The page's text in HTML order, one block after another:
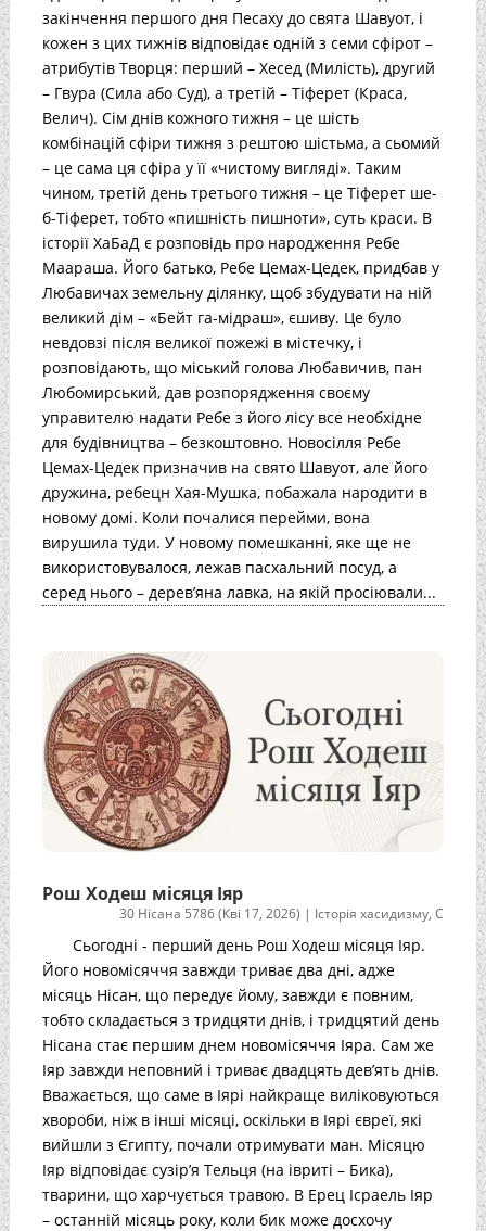
закінчення першого дня Песаху до свята Шавуот, і
кожен з цих тижнів відповідає одній з семи сфірот –
атрибутів Творця: перший – Хесед (Милість), другий
– Гвура (Сила або Суд), а третій – Тіферет (Краса,
Велич). Сім днів кожного тижня – це шість
комбінацій сфіри тижня з рештою шістьма, а сьомий
– це сама ця сфіра у її «чистому вигляді». Таким
чином, третій день третього тижня – це Тіферет ше-
б-Тіферет, тобто «пишність пишноти», суть краси. В
історії ХаБаД є розповідь про народження Ребе
Маараша. Його батько, Ребе Цемах-Цедек, придбав у
Любавичах земельну ділянку, щоб збудувати на ній
великий дім – «Бейт га-мідраш», єшиву. Це було
невдовзі після великої пожежі в містечку, і
розповідають, що міський голова Любавичив, пан
Любомирський, дав розпорядження своєму
управителю надати Ребе з його лісу все необхідне
для будівництва – безкоштовно. Новосілля Ребе
Цемах-Цедек призначив на свято Шавуот, але його
дружина, ребецн Хая-Мушка, побажала народити в
новому домі. Коли почалися перейми, вона
вирушила туди. У новому помешканні, яке ще не
використовувалося, лежав пасхальний посуд, а
серед нього – дерев’яна лавка, на якій просіювали...
Рош Ходеш місяця Іяр
30 Нісана 5786 (Кві 17, 2026) | Історія хасидизму,С
Сьогодні - перший день Рош Ходеш місяця Іяр.
Його новомісяччя завжди триває два дні, адже
місяць Нісан, що передує йому, завжди є повним,
тобто складається з тридцяти днів, і тридцятий день
Нісана стає першим днем новомісяччя Іяра. Сам же
Іяр завжди неповний і триває двадцять дев’ять днів.
Вважається, що саме в Іярі найкраще виліковуються
хвороби, ніж в інші місяці, оскільки в Іярі євреї, які
вийшли з Єгипту, почали отримувати ман. Місяцю
Іяр відповідає сузір’я Тельця (на івриті – Бика),
тварини, що харчується травою. В Ерец Ісраель Іяр
– останній місяць року, коли бик може досхочу